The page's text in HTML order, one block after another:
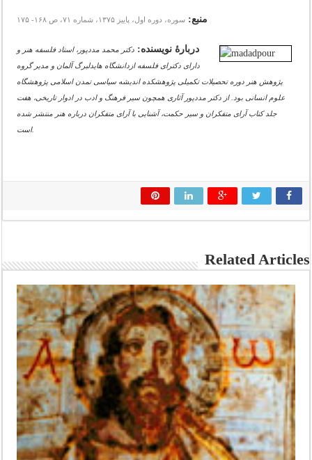
منبع: سوره، دوره اول، پاییز ۱۳۷۵، شماره ۷۱، ص ۱۶۸- ۱۷۵
دربارۀ نویسنده: دکتر محمد مددپور، استاد فلسفه هنر و
داراى دکتراى فلسفه ازدانشگاه هایدلبرگ آلمان و مدیر گروه
پژوهش هنر دوره تحصیلات تکمیلى پژوهشکده اندیشه سیاسى تمدن اسلامى پژوهشگاه
علوم انسانى بود. از دکتر مددپور آثارى همچون سیر فرهنگ و ادب در ادوار تاریخى، هفت
جلد کتاب آراى متفکران و سیر حکمت، آشنایى با آراى متفکران درباره هنر منتشر شده
است.
Related Articles